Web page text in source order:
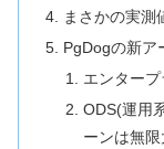
まさかの実測
PgDogの新ア
エンター
ODS(運用
ーンは無限